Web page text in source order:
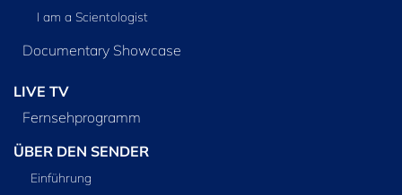
I am a Scientologist
Documentary Showcase
LIVE TV
Fernsehprogramm
ÜBER DEN SENDER
Einführung